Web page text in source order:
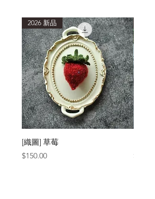
2026 新品
[織圖] 草莓
價格
$150.00
價格